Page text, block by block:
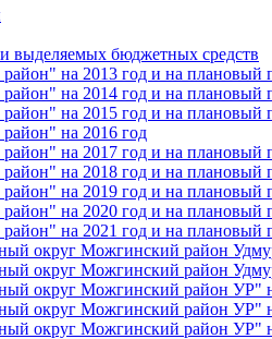
выделяемых бюджетных средств
на 2013 год и на плановый
на 2014 год и на плановый
на 2015 год и на плановый
на 2016 год
на 2017 год и на плановый
на 2018 год и на плановый
на 2019 год и на плановый
на 2020 год и на плановый
на 2021 год и на плановый
округ Можгинский район
округ Можгинский район
округ Можгинский район УР"
округ Можгинский район УР"
округ Можгинский район УР"